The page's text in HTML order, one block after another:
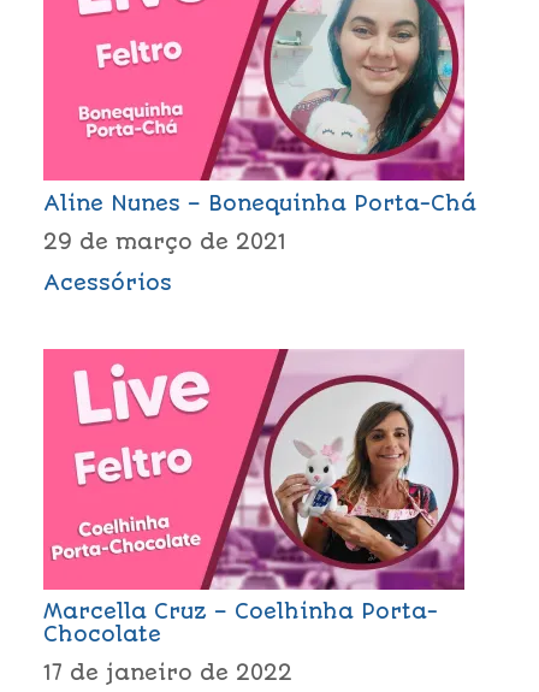
Aline Nunes – Bonequinha Porta-Chá
29 de março de 2021
Acessórios
Marcella Cruz – Coelhinha Porta-
Chocolate
17 de janeiro de 2022